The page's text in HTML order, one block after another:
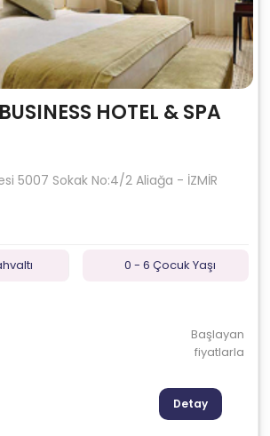
HOTEL & SPA
5007 Sokak No:4/2 Aliağa - İZMİR
0 - 6 Çocuk Yaşı
Başlayan
fiyatlarla
Detay